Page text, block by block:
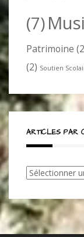
(7)
Patrimoine
(2) Soutien
ARTICLES PAR
Articles
catégorie